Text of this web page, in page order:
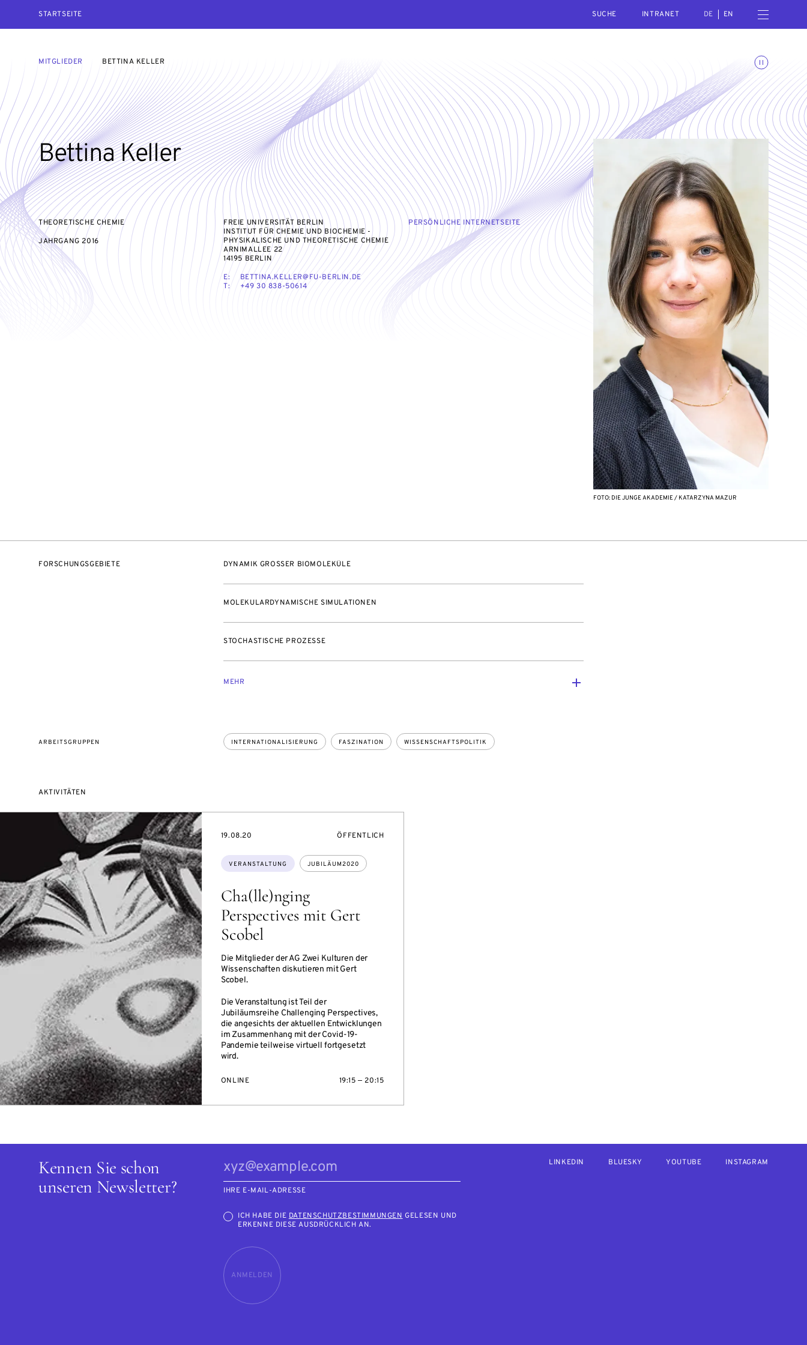
STARTSEITE
INTRANET
DE EN Menü öffnen
Animationen umschalten
MITGLIEDER BETTINA KELLER
Bettina Keller
THEORETISCHE CHEMIE
JAHRGANG 2016
FREIE UNIVERSITÄT BERLIN
INSTITUT FÜR CHEMIE UND BIOCHEMIE -
PHYSIKALISCHE UND THEORETISCHE CHEMIE
ARNIMALLEE 22
14195 BERLIN
E:
BETTINA.KELLER@FU-BERLIN.DE
T:
+49 30 838-50614
PERSÖNLICHE INTERNETSEITE
FOTO: DIE JUNGE AKADEMIE / KATARZYNA MAZUR
FORSCHUNGSGEBIETE DYNAMIK GROSSER BIOMOLEKÜLE
MOLEKULARDYNAMISCHE SIMULATIONEN
STOCHASTISCHE PROZESSE
MEHR
ARBEITSGRUPPEN INTERNATIONALISIERUNG FASZINATION WISSENSCHAFTSPOLITIK
AKTIVITÄTEN
Cha(lle)nging
Perspectives mit Gert
Scobel
Die Mitglieder der AG Zwei Kulturen der
Wissenschaften diskutieren mit Gert
Scobel.
Die Veranstaltung ist Teil der
Jubiläumsreihe Challenging Perspectives,
die angesichts der aktuellen Entwicklungen
im Zusammenhang mit der Covid-19-
Pandemie teilweise virtuell fortgesetzt
wird.
Themen:
VERANSTALTUNG JUBILÄUM2020
EVENTBEGINSON
19.08.20 VERANSTALTUNGSZUGANG:
ÖFFENTLICH
ONLINE 19:15 — 20:15
Kennen Sie schon
unseren Newsletter?
IHRE E-MAIL-ADRESSE
ICH HABE DIEDATENSCHUTZBESTIMMUNGENGELESEN UND
ERKENNE DIESE AUSDRÜCKLICH AN.
ANMELDEN
LINKEDIN BLUESKY YOUTUBE INSTAGRAM